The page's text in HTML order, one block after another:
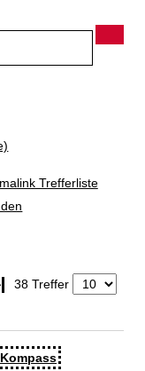
Trefferliste
Seite
38 Treffer